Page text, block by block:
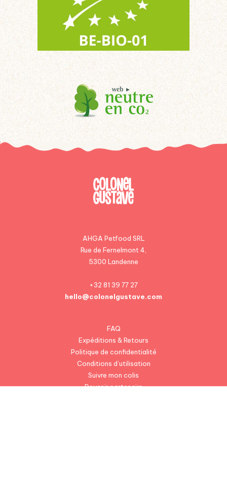
AHGA Petfood SRL
Rue de Fernelmont 4,
5300 Landenne
+32 81 39 77 27
hello@colonelgustave.com
FAQ
Expéditions & Retours
Politique de confidentialité
Conditions d’utilisation
Suivre mon colis
Devenir partenaire